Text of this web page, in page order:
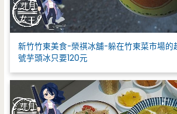
新竹竹東美食-榮祺冰舖-躲在竹東菜市場的
號芋頭冰只要120元